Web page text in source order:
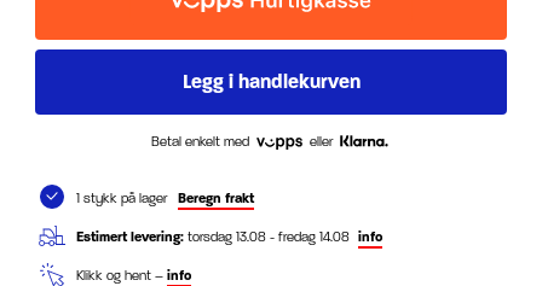
Betal enkelt med eller
1 stykk på lager Beregn frakt
Estimert levering: torsdag 13.08 - fredag 14.08 info
Klikk og hent – info